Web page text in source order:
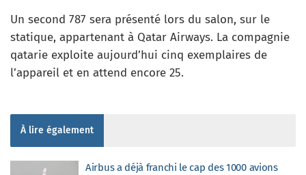
Un second 787 sera présenté lors du salon, sur le
statique, appartenant à Qatar Airways. La compagnie
qatarie exploite aujourd’hui cinq exemplaires de
l’appareil et en attend encore 25.
À lire également
Airbus a déjà franchi le cap des 1000 avions